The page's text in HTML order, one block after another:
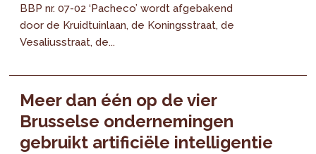
BBP nr. 07-02 ‘Pacheco’ wordt afgebakend
door de Kruidtuinlaan, de Koningsstraat, de
Vesaliusstraat, de...
Meer dan één op de vier
Brusselse ondernemingen
gebruikt artificiële intelligentie